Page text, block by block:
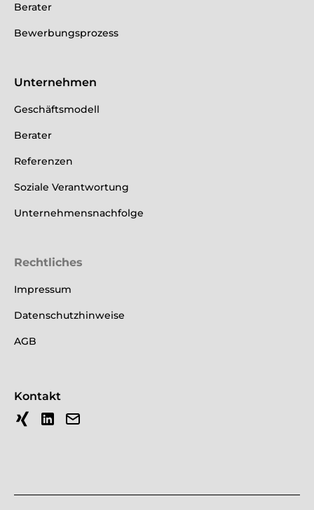
Berater
Bewerbungsprozess
Unternehmen
Geschäftsmodell
Berater
Referenzen
Soziale Verantwortung
Unternehmensnachfolge
Rechtliches
Impressum
Datenschutzhinweise
AGB
Kontakt